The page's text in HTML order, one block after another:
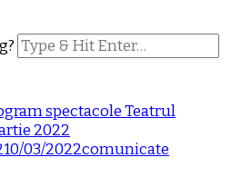
spectacole Teatrul
2022
10/03/2022comunicate